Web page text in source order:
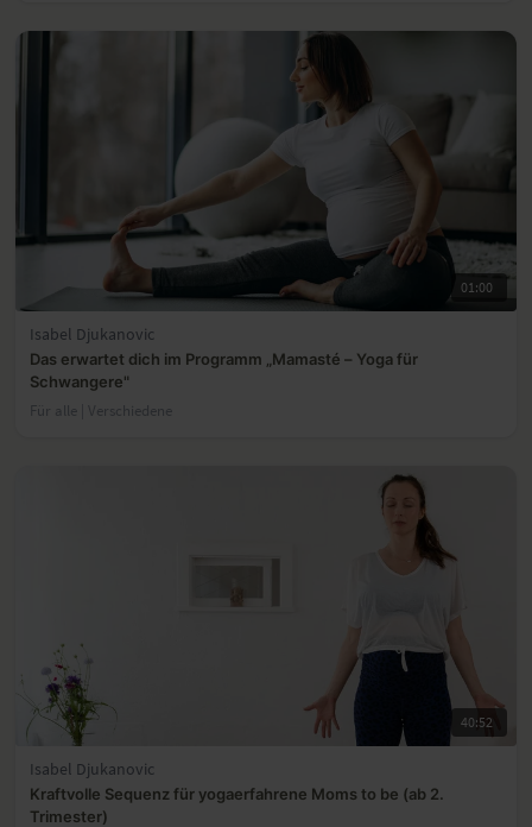
01:00
Isabel Djukanovic
Das erwartet dich im Programm „Mamasté – Yoga für
Schwangere"
Für alle | Verschiedene
40:52
Isabel Djukanovic
Kraftvolle Sequenz für yogaerfahrene Moms to be (ab 2.
Trimester)